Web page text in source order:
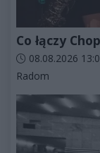
Co łączy
Data dodania
08.08.2026
Kategorie artykułu:
Radom